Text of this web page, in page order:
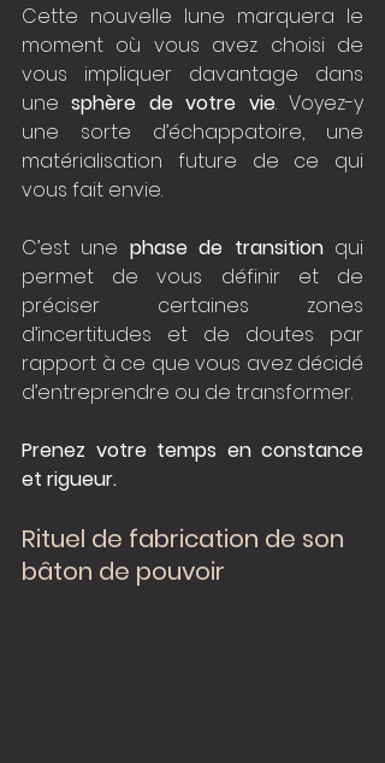
Cette nouvelle lune marquera le
moment où vous avez choisi de
vous impliquer davantage dans
une sphère de votre vie. Voyez-y
une sorte d’échappatoire, une
matérialisation future de ce qui
vous fait envie.
C’est une phase de transition qui
permet de vous définir et de
préciser certaines zones
d’incertitudes et de doutes par
rapport à ce que vous avez décidé
d’entreprendre ou de transformer.
Prenez votre temps en constance
et rigueur.
Rituel de fabrication de son
bâton de pouvoir